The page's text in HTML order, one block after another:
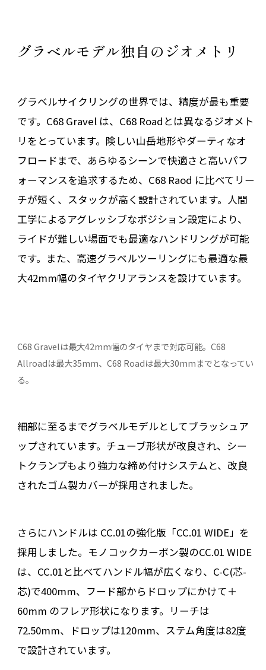
グラベルモデル独自のジオメトリ
グラベルサイクリングの世界では、精度が最も重要
です。C68 Gravel は、C68 Roadとは異なるジオメト
リをとっています。険しい山岳地形やダーティなオ
フロードまで、あらゆるシーンで快適さと高いパフ
ォーマンスを追求するため、C68 Raod に比べてリー
チが短く、スタックが高く設計されています。人間
工学によるアグレッシブなポジション設定により、
ライドが難しい場面でも最適なハンドリングが可能
です。また、高速グラベルツーリングにも最適な最
大42mm幅のタイヤクリアランスを設けています。
C68 Gravelは最大42mm幅のタイヤまで対応可能。C68
Allroadは最大35mm、C68 Roadは最大30mmまでとなってい
る。
細部に至るまでグラベルモデルとしてブラッシュア
ップされています。チューブ形状が改良され、シー
トクランプもより強力な締め付けシステムと、改良
されたゴム製カバーが採用されました。
さらにハンドルは CC.01の強化版「CC.01 WIDE」を
採用しました。モノコックカーボン製のCC.01 WIDE
は、CC.01と比べてハンドル幅が広くなり、C-C(芯-
芯)で400mm、フード部からドロップにかけて＋
60mm のフレア形状になります。リーチは
72.50mm、ドロップは120mm、ステム角度は82度
で設計されています。